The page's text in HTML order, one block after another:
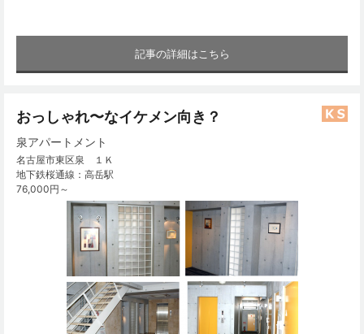
記事の詳細はこちら
おっしゃれ〜なイケメン向き？
泉アパートメント
名古屋市東区泉 １Ｋ
地下鉄桜通線：高岳駅
76,000円～